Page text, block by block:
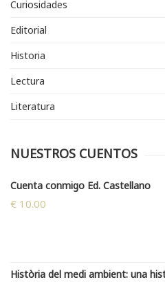
Curiosidades
Editorial
Historia
Lectura
Literatura
NUESTROS CUENTOS
Cuenta conmigo Ed. Castellano
€ 10.00
Història del medi ambient: una